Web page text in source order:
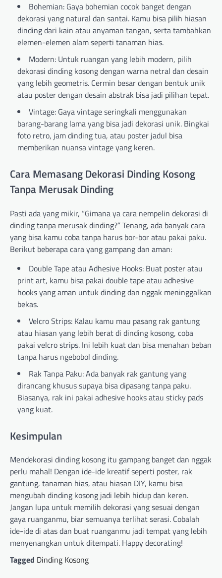
Bohemian: Gaya bohemian cocok banget dengan
dekorasi yang natural dan santai. Kamu bisa pilih hiasan
dinding dari kain atau anyaman tangan, serta tambahkan
elemen-elemen alam seperti tanaman hias.
Modern: Untuk ruangan yang lebih modern, pilih
dekorasi dinding kosong dengan warna netral dan desain
yang lebih geometris. Cermin besar dengan bentuk unik
atau poster dengan desain abstrak bisa jadi pilihan tepat.
Vintage: Gaya vintage seringkali menggunakan
barang-barang lama yang bisa jadi dekorasi unik. Bingkai
foto retro, jam dinding tua, atau poster jadul bisa
memberikan nuansa vintage yang keren.
Cara Memasang Dekorasi Dinding Kosong
Tanpa Merusak Dinding
Pasti ada yang mikir, “Gimana ya cara nempelin dekorasi di
dinding tanpa merusak dinding?” Tenang, ada banyak cara
yang bisa kamu coba tanpa harus bor-bor atau pakai paku.
Berikut beberapa cara yang gampang dan aman:
Double Tape atau Adhesive Hooks: Buat poster atau
print art, kamu bisa pakai double tape atau adhesive
hooks yang aman untuk dinding dan nggak meninggalkan
bekas.
Velcro Strips: Kalau kamu mau pasang rak gantung
atau hiasan yang lebih berat di dinding kosong, coba
pakai velcro strips. Ini lebih kuat dan bisa menahan beban
tanpa harus ngebobol dinding.
Rak Tanpa Paku: Ada banyak rak gantung yang
dirancang khusus supaya bisa dipasang tanpa paku.
Biasanya, rak ini pakai adhesive hooks atau sticky pads
yang kuat.
Kesimpulan
Mendekorasi dinding kosong itu gampang banget dan nggak
perlu mahal! Dengan ide-ide kreatif seperti poster, rak
gantung, tanaman hias, atau hiasan DIY, kamu bisa
mengubah dinding kosong jadi lebih hidup dan keren.
Jangan lupa untuk memilih dekorasi yang sesuai dengan
gaya ruanganmu, biar semuanya terlihat serasi. Cobalah
ide-ide di atas dan buat ruanganmu jadi tempat yang lebih
menyenangkan untuk ditempati. Happy decorating!
Tagged Dinding Kosong